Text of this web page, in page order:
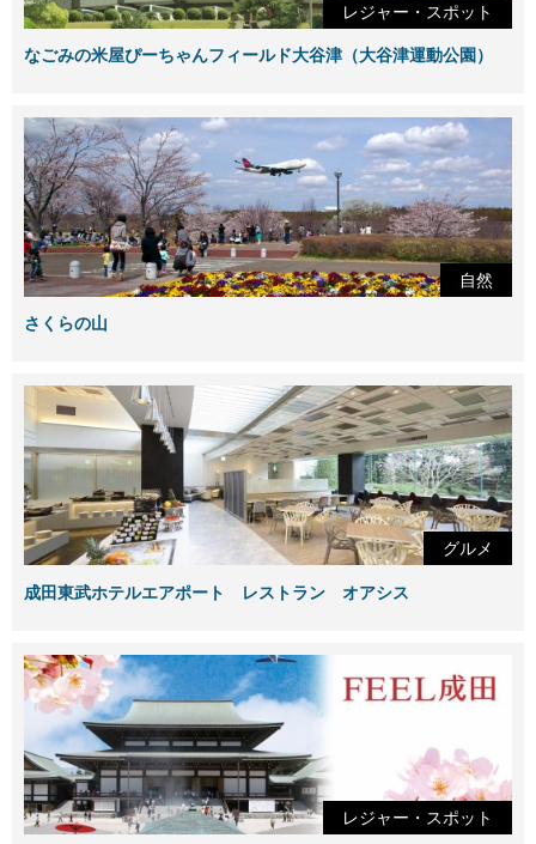
レジャー・スポット
なごみの米屋ぴーちゃんフィールド大谷津（大谷津運動公園）
自然
さくらの山
グルメ
成田東武ホテルエアポート レストラン オアシス
レジャー・スポット